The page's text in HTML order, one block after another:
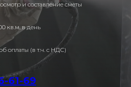
кв.м. в день
оплаты (в т.ч. с НДС)
и составление сметы
61-69